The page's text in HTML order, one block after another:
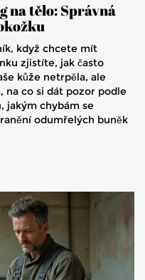
na tělo: Správná
když chcete mít
zjistíte, jak často
kůže netrpěla, ale
na co si dát pozor podle
jakým chybám se
odumřelých buněk
příklady i